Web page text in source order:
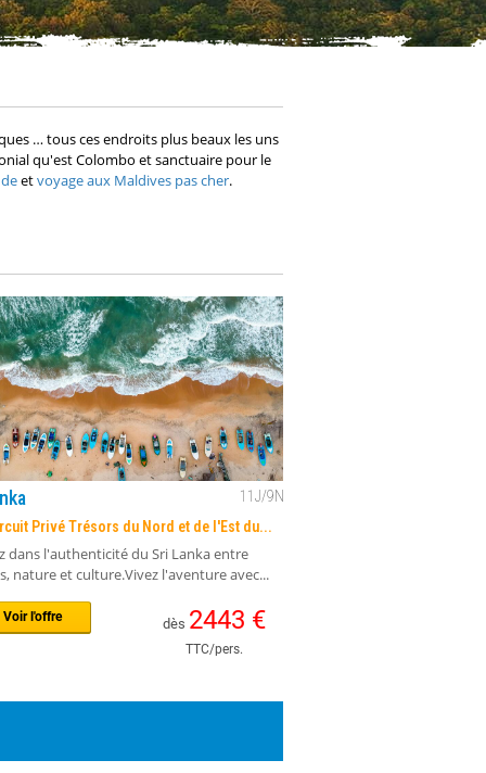
… tous ces endroits plus beaux les uns
qu'est Colombo et sanctuaire pour le
etvoyage aux Maldives pas cher.
11J/9N
Privé Trésors du Nord et de l'Est du...
dans l'authenticité du Sri Lanka entre
nature et culture.Vivez l'aventure avec...
dès 2443 €
TTC/pers.
Voir l'offre